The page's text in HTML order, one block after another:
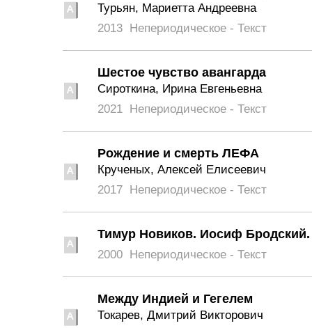
Турьян, Мариетта Андреевна
2013 Непериодическое - Текст
Шестое чувство авангарда
Сироткина, Ирина Евгеньевна
2021 Непериодическое - Текст
Рождение и смерть ЛЕФА
Крученых, Алексей Елисеевич
2017 Непериодическое - Текст
Тимур Новиков. Иосиф
2000 Непериодическое - Текст
Между Индией и Гегелем
Токарев, Дмитрий Викторович